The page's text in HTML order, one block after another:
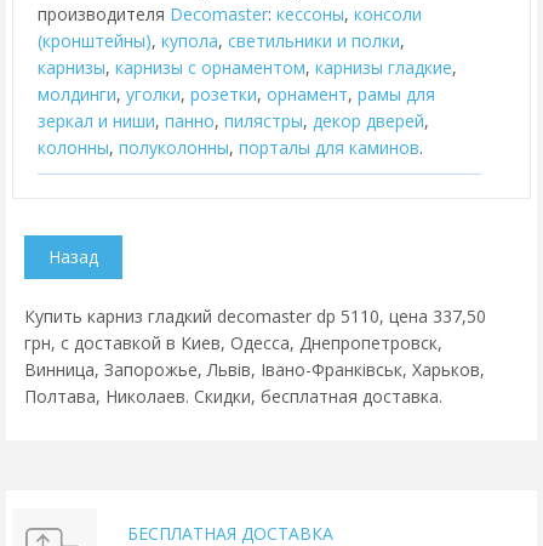
производителя Decomaster: кессоны, консоли
(кронштейны), купола, cветильники и полки,
карнизы, карнизы с орнаментом, карнизы гладкие,
молдинги, уголки, розетки, орнамент, рамы для
зеркал и ниши, панно, пилястры, декор дверей,
колонны, полуколонны, порталы для каминов.
Купить карниз гладкий decomaster dp 5110, цена 337,50
грн, с доставкой в Киев, Одесса, Днепропетровск,
Винница, Запорожье, Львів, Івано-Франківськ, Харьков,
Полтава, Николаев. Скидки, бесплатная доставка.
БЕСПЛАТНАЯ ДОСТАВКА